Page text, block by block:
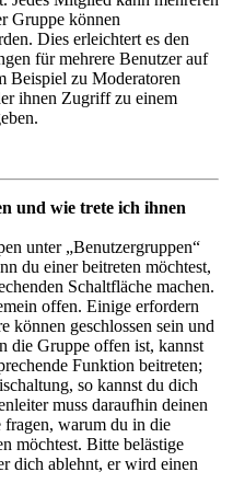
Gruppe können
Dies erleichtert es den
für mehrere Benutzer auf
Beispiel zu Moderatoren
ihnen Zugriff zu einem
und wie trete ich ihnen
unter „Benutzergruppen“
du einer beitreten möchtest,
Schaltfläche machen.
offen. Einige erfordern
können geschlossen sein und
die Gruppe offen ist, kannst
Funktion beitreten;
so kannst du dich
muss daraufhin deinen
warum du in die
möchtest. Bitte belästige
dich ablehnt, er wird einen